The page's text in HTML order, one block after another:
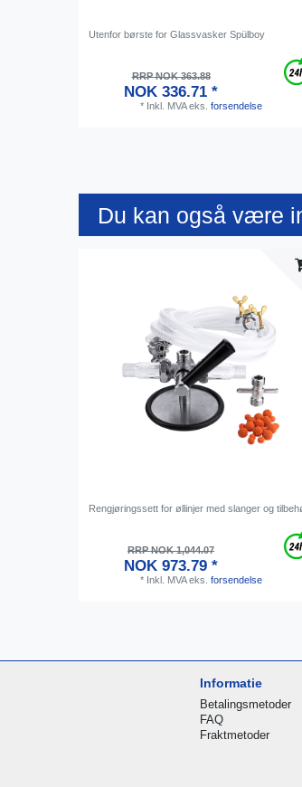
Utenfor børste for Glassvasker Spülboy
RRP NOK 363.88
NOK 336.71 *
* Inkl. MVAeks. forsendelse
Du kan også være
Rengjøringssett for øllinjer med slanger og
RRP NOK 1,044.07
NOK 973.79 *
* Inkl. MVAeks. forsendelse
Informatie
Betalingsmetoder
FAQ
Fraktmetoder